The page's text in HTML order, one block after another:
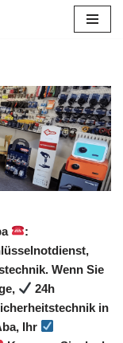
:
Wenn Sie
24h
in
Ihr